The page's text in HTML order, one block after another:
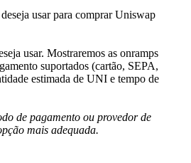
usar para comprar Uniswap
usar. Mostraremos as onramps
suportados (cartão, SEPA,
estimada de UNI e tempo de
de pagamento ou provedor de
mais adequada.